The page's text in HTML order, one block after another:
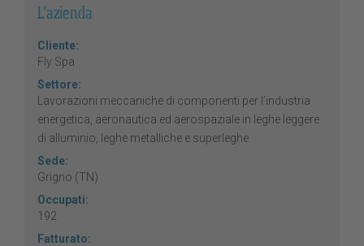
L'azienda
Cliente:
Fly Spa
Settore:
Lavorazioni meccaniche di componenti per l’industria
energetica, aeronautica ed aerospaziale in leghe leggere
di alluminio, leghe metalliche e superleghe
Sede:
Grigno (TN)
Occupati:
192
Fatturato: